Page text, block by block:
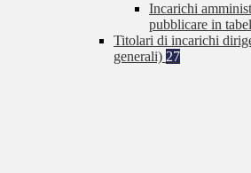
Incarichi
pubblicare in
Titolari di incarichi
generali) 27